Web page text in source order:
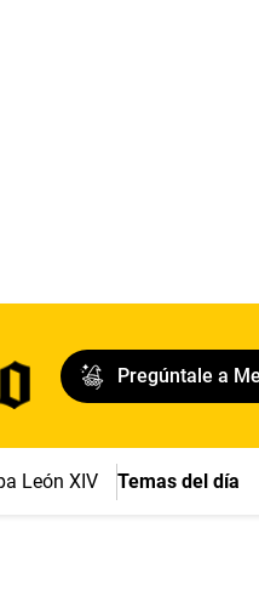
Pregúntale a
León XIV Temas del día